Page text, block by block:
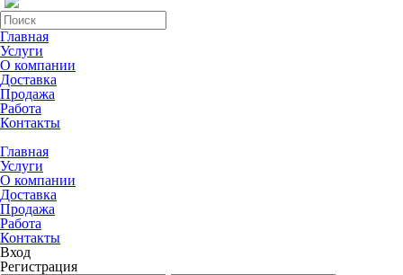
Главная
Услуги
О компании
Доставка
Продажа
Работа
Контакты
Главная
Услуги
О компании
Доставка
Продажа
Работа
Контакты
Вход
Регистрация